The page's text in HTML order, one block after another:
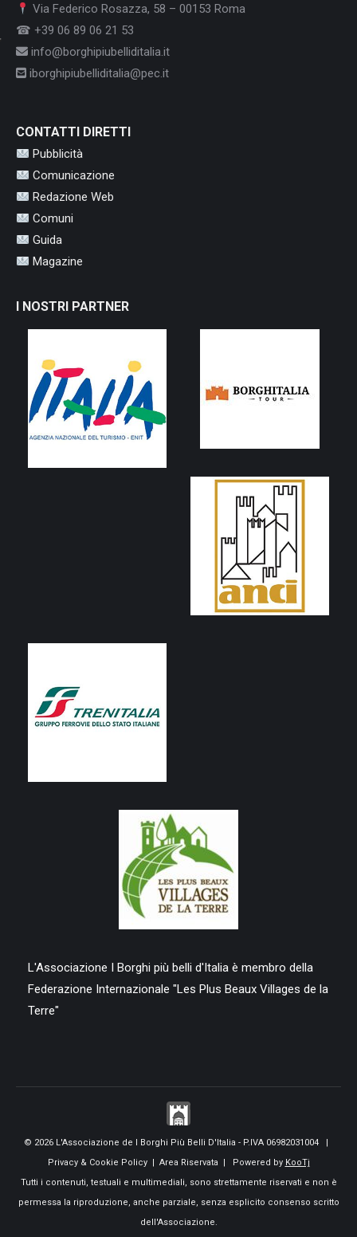
Via Federico Rosazza, 58 – 00153 Roma
☎ +39 06 89 06 21 53
info@borghipiubelliditalia.it
iborghipiubelliditalia@pec.it
CONTATTI DIRETTI
Pubblicità
Comunicazione
Redazione Web
Comuni
Guida
Magazine
I NOSTRI PARTNER
L'Associazione I Borghi più belli d'Italia è membro della
Federazione Internazionale "Les Plus Beaux Villages de la
Terre"
© 2026 L'Associazione de I Borghi Più Belli D'Italia - P.IVA 06982031004 |
Privacy & Cookie Policy| Area Riservata | Powered by KooTj
Tutti i contenuti, testuali e multimediali, sono strettamente riservati e non è
permessa la riproduzione, anche parziale, senza esplicito consenso scritto
dell'Associazione.